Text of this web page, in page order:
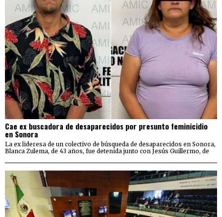
Cae ex buscadora de desaparecidos por presunto feminicidio
en Sonora
La ex lideresa de un colectivo de búsqueda de desaparecidos en Sonora,
Blanca Zulema, de 43 años, fue detenida junto con Jesús Guillermo, de